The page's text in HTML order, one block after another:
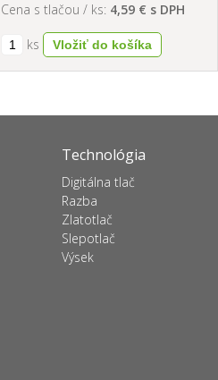
Cena s tlačou / ks: 4,59 € s DPH
ks
Technológia
Digitálna tlač
Razba
Zlatotlač
Slepotlač
Výsek